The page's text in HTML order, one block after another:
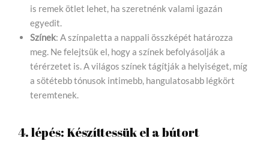
is remek ötlet lehet, ha szeretnénk valami igazán
egyedit.
Színek: A színpaletta a nappali összképét határozza
meg. Ne felejtsük el, hogy a színek befolyásolják a
térérzetet is. A világos színek tágítják a helyiséget, míg
a sötétebb tónusok intimebb, hangulatosabb légkört
teremtenek.
4. lépés: Készíttessük el a bútort